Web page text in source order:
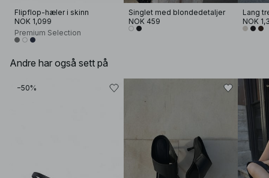
Flipflop-hæler i skinn
NOK 1,099
Premium Selection
Singlet med blondedetaljer
NOK 459
Lang
NOK
Andre har også sett på
−50%